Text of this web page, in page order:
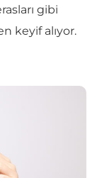
gibi
keyif alıyor.